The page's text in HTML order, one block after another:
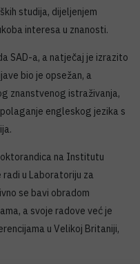
studija, dijeljenjem
interesa u znanosti.
SAD-a, a natječaj je izrazito
bio je opsežan, a
znanstvenog istraživanja,
engleskog jezika s
na Institutu
radi u Laboratoriju za
se bavi obradom
a svoje radove već je
u Velikoj Britaniji,